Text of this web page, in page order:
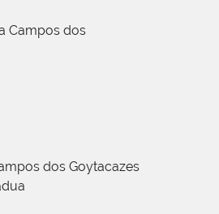
Campos dos
dos Goytacazes